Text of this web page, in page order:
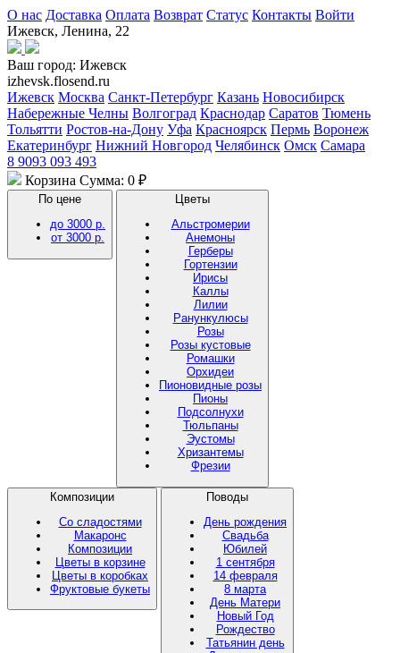
О нас Доставка Оплата Возврат Статус Контакты Войти
Ижевск, Ленина, 22
Ваш город: Ижевск
izhevsk.flosend.ru
Ижевск Москва Санкт-Петербург Казань Новосибирск
Набережные Челны Волгоград Краснодар Саратов Тюмень
Тольятти Ростов-на-Дону Уфа Красноярск Пермь Воронеж
Екатеринбург Нижний Новгород Челябинск Омск Самара
8 9093 093 493
Корзина Сумма: 0 ₽
По цене
до 3000 р.
от 3000 р.
Цветы
Альстромерии
Анемоны
Герберы
Гортензии
Ирисы
Каллы
Лилии
Ранункулюсы
Розы
Розы кустовые
Ромашки
Орхидеи
Пионовидные розы
Пионы
Подсолнухи
Тюльпаны
Эустомы
Хризантемы
Фрезии
Композиции
Со сладостями
Макаронс
Композиции
Цветы в корзине
Цветы в коробках
Фруктовые букеты
Поводы
День рождения
Свадьба
Юбилей
1 сентября
14 февраля
8 марта
День Матери
Новый Год
Рождество
Татьянин день